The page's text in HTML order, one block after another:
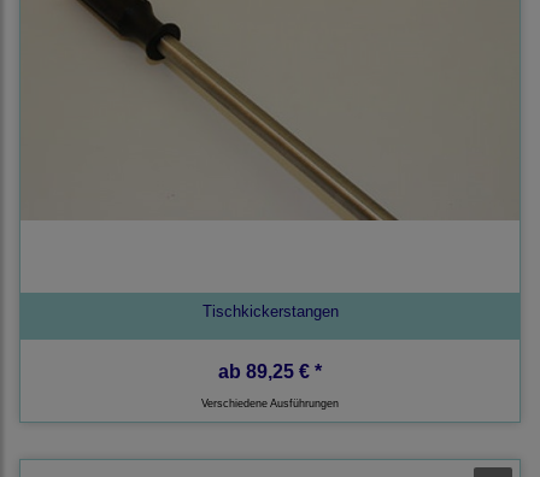
Tischkickerstangen
ab 89,25 € *
Verschiedene Ausführungen